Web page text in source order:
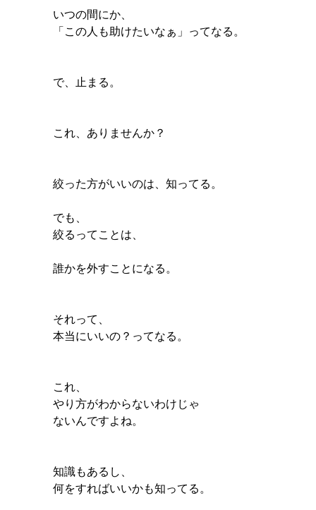
いつの間にか、
「この人も助けたいなぁ」ってなる。
で、止まる。
これ、ありませんか？
絞った方がいいのは、知ってる。
でも、
絞るってことは、
誰かを外すことになる。
それって、
本当にいいの？ってなる。
これ、
やり方がわからないわけじゃ
ないんですよね。
知識もあるし、
何をすればいいかも知ってる。